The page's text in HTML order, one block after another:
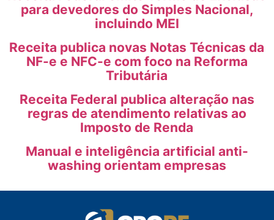
para devedores do Simples Nacional,
incluindo MEI
Receita publica novas Notas Técnicas da
NF-e e NFC-e com foco na Reforma
Tributária
Receita Federal publica alteração nas
regras de atendimento relativas ao
Imposto de Renda
Manual e inteligência artificial anti-
washing orientam empresas